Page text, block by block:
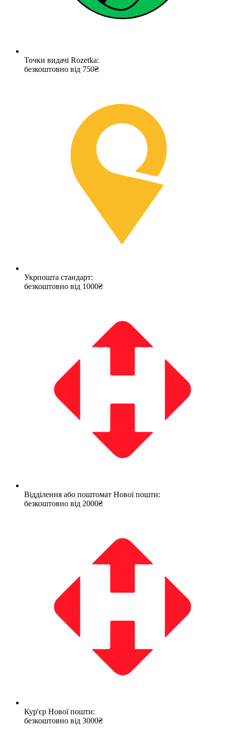
Точки видачі Rozetka:
безкоштовно від 750₴
Укрпошта стандарт:
безкоштовно від 1000₴
Відділення або поштомат Нової пошти:
безкоштовно від 2000₴
Кур'єр Нової пошти:
безкоштовно від 3000₴